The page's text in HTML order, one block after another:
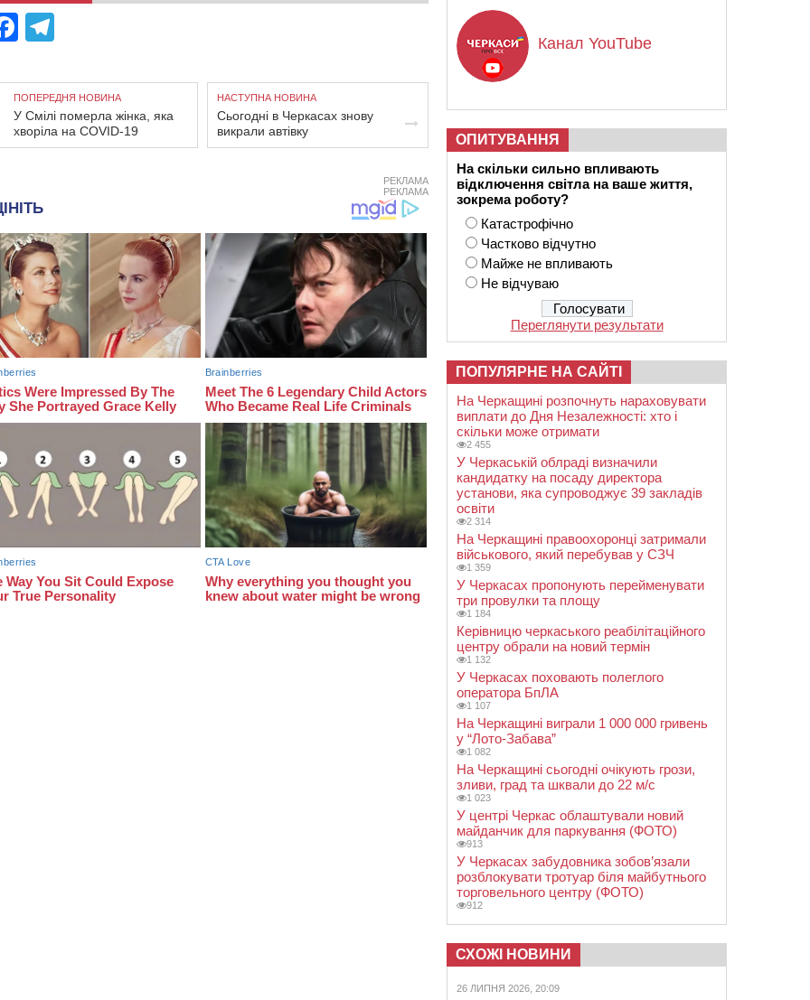
Facebook
ПОПЕРЕДНЯ НОВИНА
У Смілі померла жінка, яка
хворіла на COVID-19
НАСТУПНА НОВИНА
Сьогодні в Черкасах знову
викрали автівку
РЕКЛАМА
РЕКЛАМА
Канал YouTube
ОПИТУВАННЯ
На скільки сильно впливають
відключення світла на ваше життя,
зокрема роботу?
Катастрофічно
Частково відчутно
Майже не впливають
Не відчуваю
Переглянути результати
ПОПУЛЯРНЕ НА САЙТІ
На Черкащині розпочнуть нараховувати
виплати до Дня Незалежності: хто і
скільки може отримати
2 455
У Черкаській облраді визначили
кандидатку на посаду директора
установи, яка супроводжує 39 закладів
освіти
2 314
На Черкащині правоохоронці затримали
військового, який перебував у СЗЧ
1 359
У Черкасах пропонують перейменувати
три провулки та площу
1 184
Керівницю черкаського реабілітаційного
центру обрали на новий термін
1 132
У Черкасах поховають полеглого
оператора БпЛА
1 107
На Черкащині виграли 1 000 000 гривень
у “Лото-Забава”
1 082
На Черкащині сьогодні очікують грози,
зливи, град та шквали до 22 м/с
1 023
У центрі Черкас облаштували новий
майданчик для паркування (ФОТО)
913
У Черкасах забудовника зобов’язали
розблокувати тротуар біля майбутнього
торговельного центру (ФОТО)
912
СХОЖІ НОВИНИ
26 ЛИПНЯ 2026, 20:09